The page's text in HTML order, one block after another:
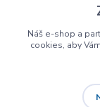
Náš e-shop a
cookies, aby